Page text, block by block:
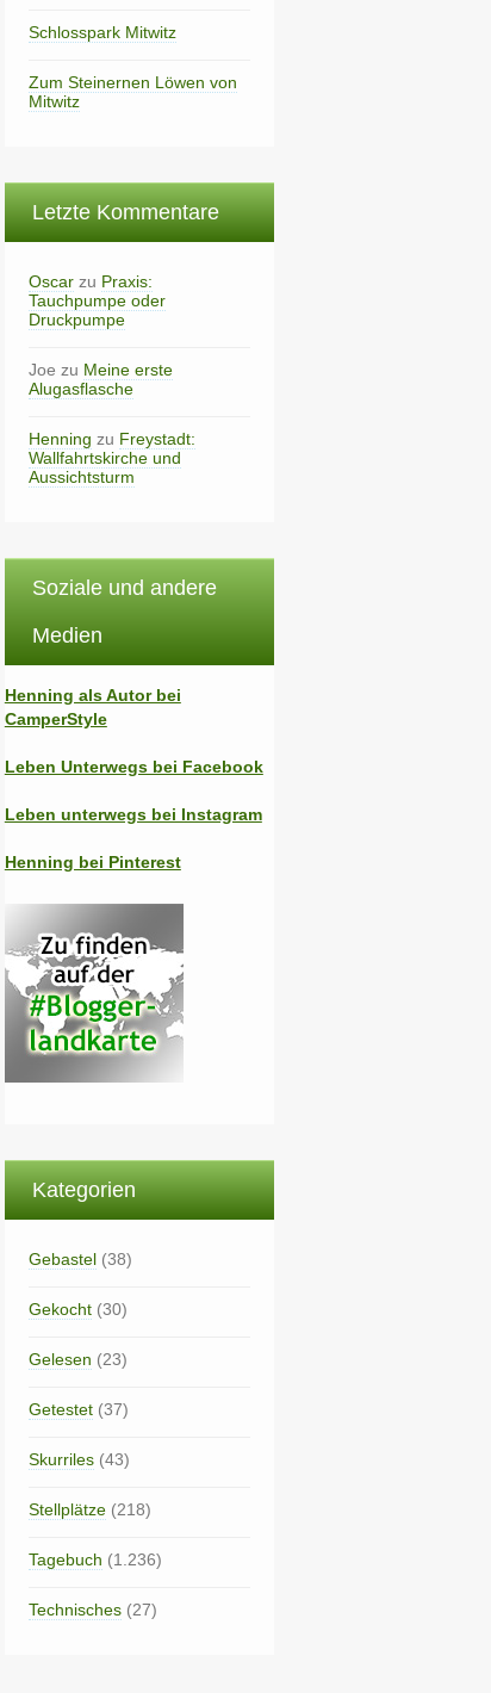
Schlosspark Mitwitz
Zum Steinernen Löwen von
Mitwitz
Letzte Kommentare
Oscarzu Praxis:
Tauchpumpe oder
Druckpumpe
Joe zu Meine erste
Alugasflasche
Henning zu Freystadt:
Wallfahrtskirche und
Aussichtsturm
Soziale und andere
Medien
Henning als Autor bei
CamperStyle
Leben Unterwegs bei Facebook
Leben unterwegs bei Instagram
Henning bei Pinterest
Kategorien
Gebastel(38)
Gekocht(30)
Gelesen (23)
Getestet(37)
Skurriles(43)
Stellplätze(218)
Tagebuch (1.236)
Technisches(27)